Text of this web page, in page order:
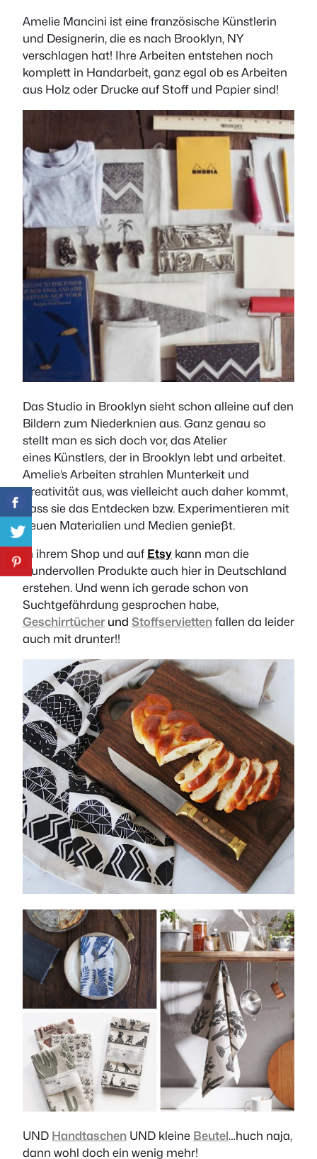
Amelie Mancini ist eine französische Künstlerin
und Designerin, die es nach Brooklyn, NY
verschlagen hat! Ihre Arbeiten entstehen noch
komplett in Handarbeit, ganz egal ob es Arbeiten
aus Holz oder Drucke auf Stoff und Papier sind!
Das Studio in Brooklyn sieht schon alleine auf den
Bildern zum Niederknien aus. Ganz genau so
stellt man es sich doch vor, das Atelier
eines Künstlers, der in Brooklyn lebt und arbeitet.
Amelie’s Arbeiten strahlen Munterkeit und
Kreativität aus, was vielleicht auch daher kommt,
dass sie das Entdecken bzw. Experimentieren mit
neuen Materialien und Medien genießt.
In ihrem Shop und auf Etsy kann man die
wundervollen Produkte auch hier in Deutschland
erstehen. Und wenn ich gerade schon von
Suchtgefährdung gesprochen habe,
Geschirrtücher und Stoffservietten fallen da leider
auch mit drunter!!
UND Handtaschen UND kleine Beutel…huch naja,
dann wohl doch ein wenig mehr!